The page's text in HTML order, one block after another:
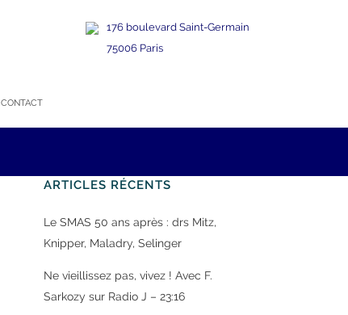
176 boulevard Saint-Germain
75006 Paris
CONTACT
ARTICLES RÉCENTS
Le SMAS 50 ans après : drs Mitz,
Knipper, Maladry, Selinger
Ne vieillissez pas, vivez ! Avec F.
Sarkozy sur Radio J – 23:16